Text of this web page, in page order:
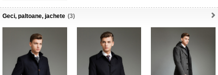
Geci, paltoane, jachete (3)